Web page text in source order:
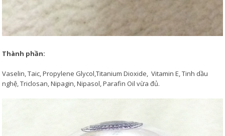
Thành phần:
Vaselin, Taic, Propylene Glycol,Titanium Dioxide, Vitamin E, Tinh dầu
nghệ, Triclosan, Nipagin, Nipasol, Parafin Oil vừa đủ.